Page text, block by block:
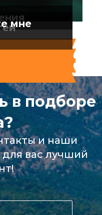
мне
в подборе
и наши
вас лучший